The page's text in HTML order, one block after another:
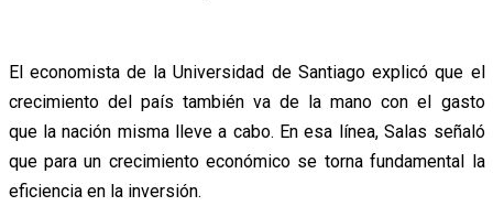
El economista de la Universidad de Santiago explicó que el
crecimiento del país también va de la mano con el gasto
que la nación misma lleve a cabo. En esa línea, Salas señaló
que para un crecimiento económico se torna fundamental la
eficiencia en la inversión.